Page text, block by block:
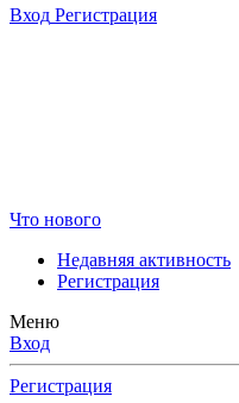
Вход Регистрация
Что нового
Недавняя активность
Регистрация
Меню
Вход
Регистрация